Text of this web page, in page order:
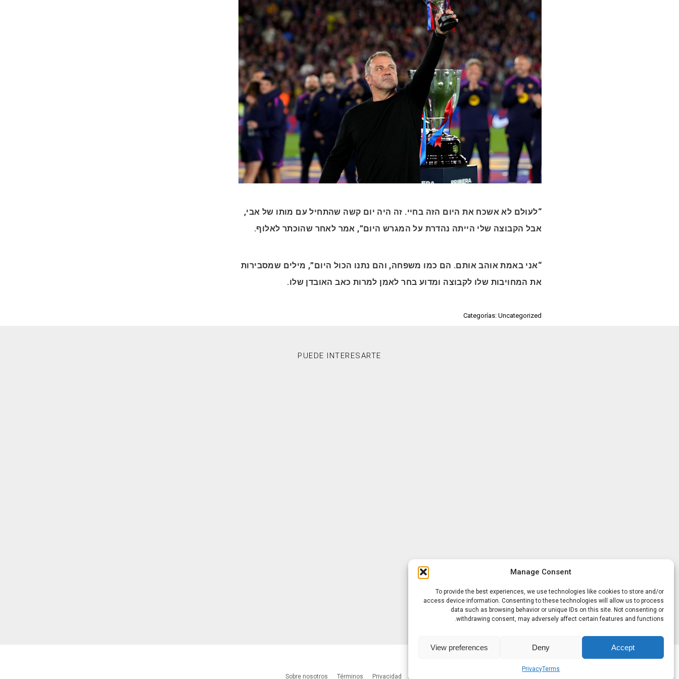
Manage Consent
To provide the best experiences, we use technologies like cookies to store and/or
access device information. Consenting to these technologies will allow us to process
data such as browsing behavior or unique IDs on this site. Not consenting or
withdrawing consent, may adversely affect certain features and functions.
Accept
Deny
View preferences
Terms
Privacy
“לעולם לא אשכח את היום הזה בחיי. זה היה יום קשה שהתחיל עם מותו של אבי,
אבל הקבוצה שלי הייתה נהדרת על המגרש היום”, אמר לאחר שהוכתר לאלוף.
“אני באמת אוהב אותם. הם כמו משפחה, והם נתנו הכול היום”, מילים שמסבירות
את המחויבות שלו לקבוצה ומדוע בחר לאמן למרות כאב האובדן שלו.
Categorías: Uncategorized
PUEDE INTERESARTE
Sobre nosotros Términos Privacidad